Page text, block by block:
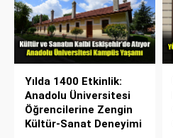
Yılda 1400 Etkinlik:
Anadolu Üniversitesi
Öğrencilerine Zengin
Kültür-Sanat Deneyimi